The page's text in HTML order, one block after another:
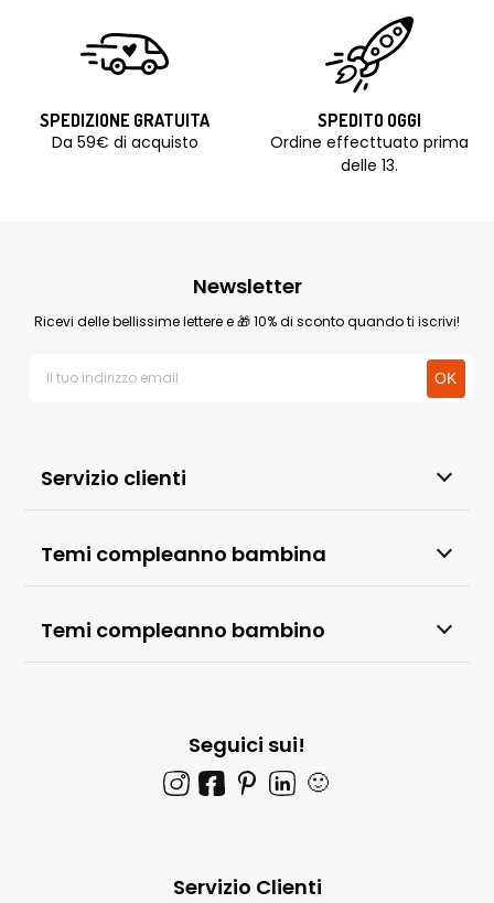
SPEDIZIONE GRATUITA
Da 59€ di acquisto
SPEDITO OGGI
Ordine effecttuato prima
delle 13.
Servizio clienti
Temi compleanno bambina
Temi compleanno bambino
Newsletter
Ricevi delle bellissime lettere e 🎁 10% di sconto quando ti iscrivi!
Seguici sui!
🙂
Servizio Clienti